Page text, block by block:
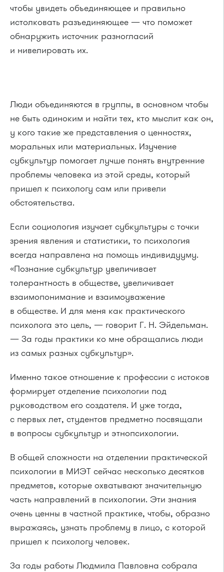
чтобы увидеть объединяющее и правильно
истолковать разъединяющее — что поможет
обнаружить источник разногласий
и нивелировать их.
Люди объединяются в группы, в основном чтобы
не быть одиноким и найти тех, кто мыслит как он,
у кого такие же представления о ценностях,
моральных или материальных. Изучение
субкультур помогает лучше понять внутренние
проблемы человека из этой среды, который
пришел к психологу сам или привели
обстоятельства.
Если социология изучает субкультуры с точки
зрения явления и статистики, то психология
всегда направлена на помощь индивидууму.
«Познание субкультур увеличивает
толерантность в обществе, увеличивает
взаимопонимание и взаимоуважение
в обществе. И для меня как практического
психолога это цель, — говорит Г. Н. Эйдельман.
— За годы практики ко мне обращались люди
из самых разных субкультур».
Именно такое отношение к профессии с истоков
формирует отделение психологии под
руководством его создателя. И уже тогда,
с первых лет, студентов предметно посвящали
в вопросы субкультур и этнопсихологии.
В общей сложности на отделении практической
психологии в МИЭТ сейчас несколько десятков
предметов, которые охватывают значительную
часть направлений в психологии. Эти знания
очень ценны в частной практике, чтобы, образно
выражаясь, узнать проблему в лицо, с которой
пришел к психологу человек.
За годы работы Людмила Павловна собрала